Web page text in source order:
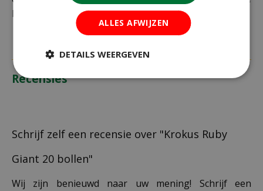
bestelling plaatst.
Recensies
Schrijf zelf een recensie over "Krokus Ruby
Giant 20 bollen"
Wij zijn benieuwd naar uw mening! Schrijf een
ALLES AFWIJZEN
DETAILS WEERGEVEN